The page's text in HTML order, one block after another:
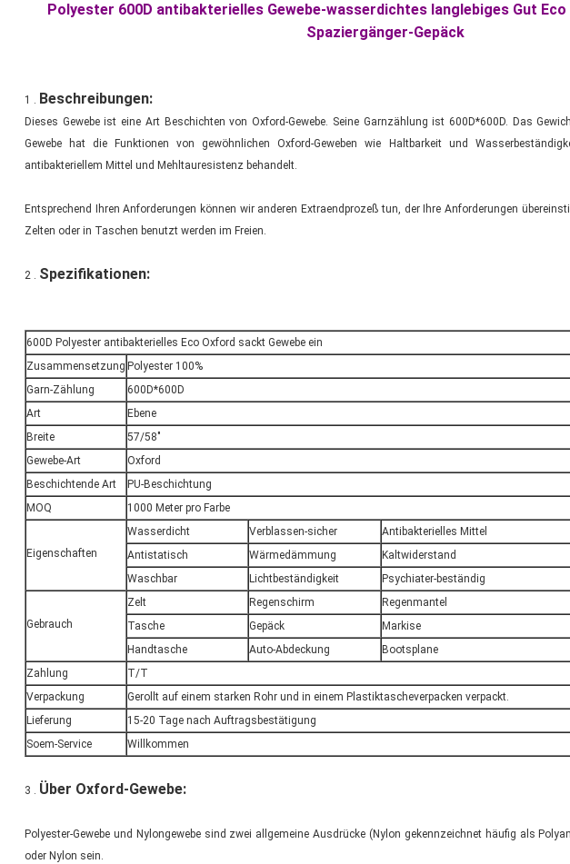
Polyester 600D antibakterielles Gewebe-wasserdichtes langlebiges Gut
Spaziergänger-Gepäck
1 . Beschreibungen:
Dieses Gewebe ist eine Art Beschichten von Oxford-Gewebe. Seine Garnzählung ist 600D*600D. Das
Gewebe hat die Funktionen von gewöhnlichen Oxford-Geweben wie Haltbarkeit und
antibakteriellem Mittel und Mehltauresistenz behandelt.
Entsprechend Ihren Anforderungen können wir anderen Extraendprozeß tun, der Ihre Anforderungen
Zelten oder in Taschen benutzt werden im Freien.
2 . Spezifikationen:
600D Polyester antibakterielles Eco Oxford sackt Gewebe ein
Zusammensetzung Polyester 100%
Garn-Zählung
600D*600D
Art
Ebene
Breite
57/58"
Gewebe-Art
Oxford
Beschichtende Art
PU-Beschichtung
MOQ
1000 Meter pro Farbe
Eigenschaften
Wasserdicht Verblassen-sicher
Antibakterielles Mittel
Antistatisch
Wärmedämmung
Kaltwiderstand
Waschbar
Lichtbeständigkeit Psychiater-beständig
Gebrauch
Zelt Regenschirm
Regenmantel
Tasche
Gepäck
Markise
Handtasche
Auto-Abdeckung
Bootsplane
Zahlung
T/T
Verpackung
Gerollt auf einem starken Rohr und in einem Plastiktascheverpacken verpackt.
Lieferung
15-20 Tage nach Auftragsbestätigung
Soem-Service
Willkommen
3 . Über Oxford-Gewebe:
Polyester-Gewebe und Nylongewebe sind zwei allgemeine Ausdrücke (Nylon gekennzeichnet häufig als
oder Nylon sein.